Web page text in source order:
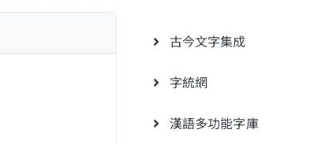
古今文字集成
字統網
漢語多功能字庫